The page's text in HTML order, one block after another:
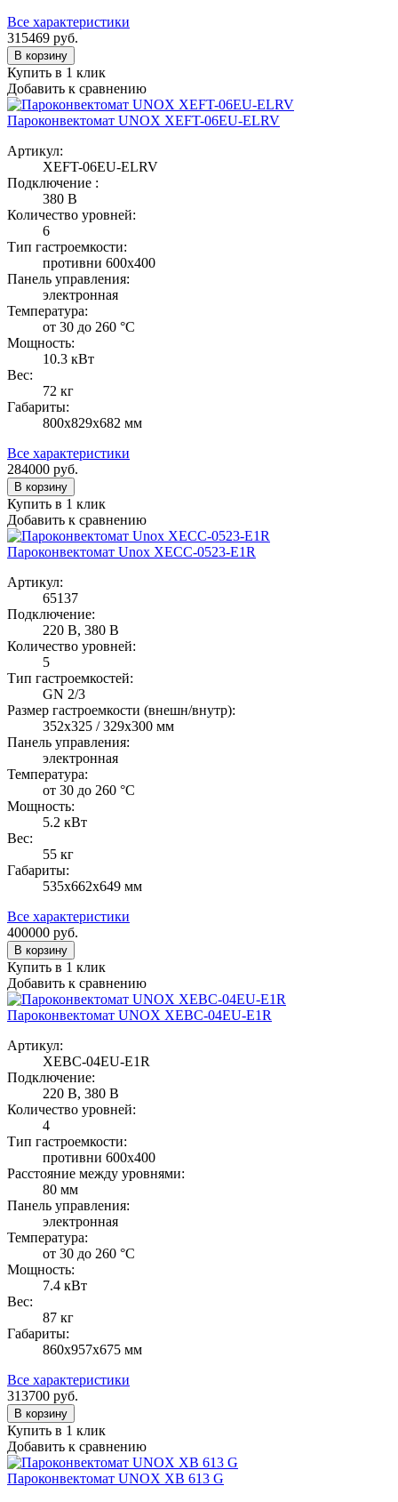
Все характеристики
315469 руб.
В корзину
Купить в 1 клик
Добавить к сравнению
Пароконвектомат UNOX XEFT-06EU-ELRV
Артикул:
XEFT-06EU-ELRV
Подключение :
380 В
Количество уровней:
6
Тип гастроемкости:
противни 600х400
Панель управления:
электронная
Температура:
от 30 до 260 °С
Мощность:
10.3 кВт
Вес:
72 кг
Габариты:
800х829х682 мм
Все характеристики
284000 руб.
В корзину
Купить в 1 клик
Добавить к сравнению
Пароконвектомат Unox XECC-0523-E1R
Артикул:
65137
Подключение:
220 В, 380 В
Количество уровней:
5
Тип гастроемкостей:
GN 2/3
Размер гастроемкости (внешн/внутр):
352x325 / 329x300 мм
Панель управления:
электронная
Температура:
от 30 до 260 °С
Мощность:
5.2 кВт
Вес:
55 кг
Габариты:
535х662х649 мм
Все характеристики
400000 руб.
В корзину
Купить в 1 клик
Добавить к сравнению
Пароконвектомат UNOX XEBC-04EU-E1R
Артикул:
XEBC-04EU-E1R
Подключение:
220 В, 380 В
Количество уровней:
4
Тип гастроемкости:
противни 600х400
Расстояние между уровнями:
80 мм
Панель управления:
электронная
Температура:
от 30 до 260 °С
Мощность:
7.4 кВт
Вес:
87 кг
Габариты:
860х957х675 мм
Все характеристики
313700 руб.
В корзину
Купить в 1 клик
Добавить к сравнению
Пароконвектомат UNOX XB 613 G